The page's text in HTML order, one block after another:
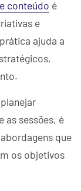
conteúdo é
e
ajuda a
as sessões, é
que
os objetivos